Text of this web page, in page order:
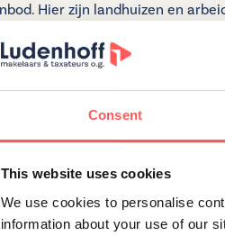
Consent
This website uses cookies
We use cookies to personalise
information about your use of our
Hier zijn landhuizen en
Net als in Randwijck en Elsrijk
die hier eenwoning kopen
naar een zuidelijker gelegen plek.